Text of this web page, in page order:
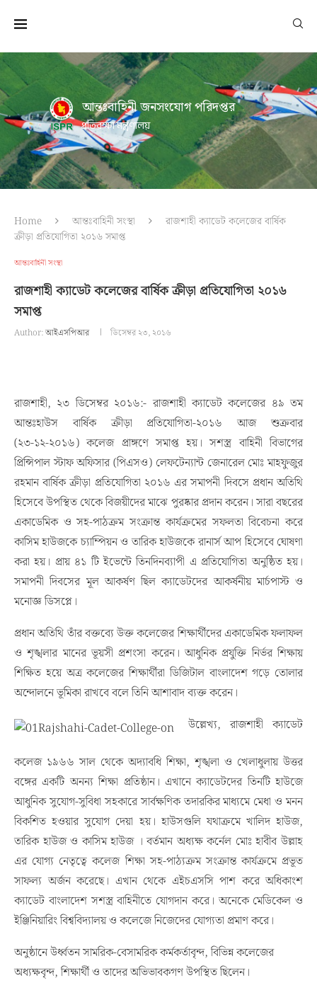
আন্তঃবাহিনী জনসংযোগ পরিদপ্তর
প্রতিরক্ষা মন্ত্রণালয়
Home আন্তঃবাহিনী সংস্থা
রাজশাহী ক্যাডেট কলেজের বার্ষিক
ক্রীড়া প্রতিযোগিতা ২০১৬ সমাপ্ত
আন্তঃবাহিনী সংস্থা
রাজশাহী ক্যাডেট কলেজের বার্ষিক ক্রীড়া প্রতিযোগিতা ২০১৬
সমাপ্ত
Author:আইএসপিআর ডিসেম্বর ২৩, ২০১৬
রাজশাহী, ২৩ ডিসেম্বর ২০১৬:- রাজশাহী ক্যাডেট কলেজের ৪৯ তম
আন্তঃহাউস বার্ষিক ক্রীড়া প্রতিযোগিতা-২০১৬ আজ শুক্রবার
(২৩-১২-২০১৬) কলেজ প্রাঙ্গণে সমাপ্ত হয়। সশস্ত্র বাহিনী বিভাগের
প্রিন্সিপাল স্টাফ অফিসার (পিএসও) লেফটেন্যান্ট জেনারেল মোঃ মাহফুজুর
রহমান বার্ষিক ক্রীড়া প্রতিযোগিতা ২০১৬ এর সমাপনী দিবসে প্রধান অতিথি
হিসেবে উপস্থিত থেকে বিজয়ীদের মাঝে পুরষ্কার প্রদান করেন। সারা বছরের
একাডেমিক ও সহ-পাঠক্রম সংক্রান্ত কার্যক্রমের সফলতা বিবেচনা করে
কাসিম হাউজকে চ্যাম্পিয়ন ও তারিক হাউজকে রানার্স আপ হিসেবে ঘোষণা
করা হয়। প্রায় ৪১ টি ইভেন্টে তিনদিনব্যাপী এ প্রতিযোগিতা অনুষ্ঠিত হয়।
সমাপনী দিবসের মূল আকর্ষণ ছিল ক্যাডেটদের আকর্ষনীয় মার্চপাস্ট ও
মনোজ্ঞ ডিসপ্লে।
প্রধান অতিথি তাঁর বক্তব্যে উক্ত কলেজের শিক্ষার্থীদের একাডেমিক ফলাফল
ও শৃঙ্খলার মানের ভূয়সী প্রশংসা করেন। আধুনিক প্রযুক্তি নির্ভর শিক্ষায়
শিক্ষিত হয়ে অত্র কলেজের শিক্ষার্থীরা ডিজিটাল বাংলাদেশ গড়ে তোলার
অন্দোলনে ভূমিকা রাখবে বলে তিনি আশাবাদ ব্যক্ত করেন।
উল্লেখ্য, রাজশাহী ক্যাডেট
কলেজ ১৯৬৬ সাল থেকে অদ্যাবধি শিক্ষা, শৃঙ্খলা ও খেলাধুলায় উত্তর
বঙ্গের একটি অনন্য শিক্ষা প্রতিষ্ঠান। এখানে ক্যাডেটদের তিনটি হাউজে
আধুনিক সুযোগ-সুবিধা সহকারে সার্বক্ষণিক তদারকির মাধ্যমে মেধা ও মনন
বিকশিত হওয়ার সুযোগ দেয়া হয়। হাউসগুলি যথাক্রমে খালিদ হাউজ,
তারিক হাউজ ও কাসিম হাউজ । বর্তমান অধ্যক্ষ কর্নেল মোঃ হাবীব উল্লাহ
এর যোগ্য নেতৃত্বে কলেজ শিক্ষা সহ-পাঠ্যক্রম সংক্রান্ত কার্যক্রমে প্রভূত
সাফল্য অর্জন করেছে। এখান থেকে এইচএসসি পাশ করে অধিকাংশ
ক্যাডেট বাংলাদেশ সশস্ত্র বাহিনীতে যোগদান করে। অনেকে মেডিকেল ও
ইঞ্জিনিয়ারিং বিশ্ববিদ্যালয় ও কলেজে নিজেদের যোগ্যতা প্রমাণ করে।
অনুষ্ঠানে উর্ধ্বতন সামরিক-বেসামরিক কর্মকর্তাবৃন্দ, বিভিন্ন কলেজের
অধ্যক্ষবৃন্দ, শিক্ষার্থী ও তাদের অভিভাবকগণ উপস্থিত ছিলেন।